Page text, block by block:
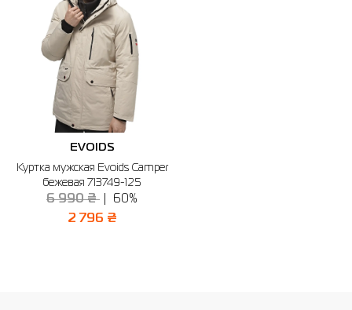
EVOIDS
Куртка мужская Evoids Camper
бежевая 713749-125
6 990 ₴ 60%
2 796 ₴